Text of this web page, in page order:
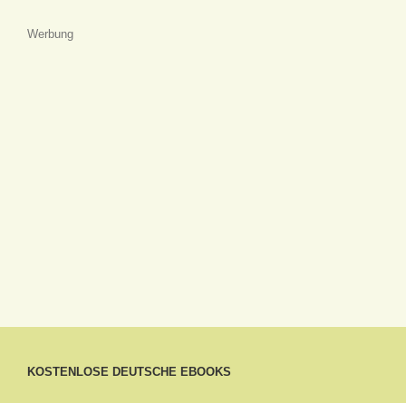
Werbung
KOSTENLOSE DEUTSCHE EBOOKS